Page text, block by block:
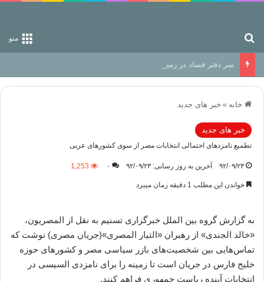
منو
سر دفتر فساد در زمین‌، دوری وکناره‌گیری از راه خداست‌!
خانه » خبر های جدید
خبر های جدید
تطمیع نامزدهای احتمالی انتخابات مصر از سوی کشورهای عربی
۹۲/۰۹/۲۳ آخرین به روز رسانی: ۹۲/۰۹/۲۳ ۰ 1,253
خواندن این مطلب 1 دقیقه زمان میبرد
به گزارش گروه بین الملل خبرگزاری تسنیم به نقل از المصریون،
«خالد الجندی» از رهبران «التیار المصری»(جریان مصری) نوشت که
تماس‌هایی بین شخصیت‌های بازر سیاسی مصر و کشورهای حوزه
خلیج فارس در جریان است تا زمینه را برای نامزدی السیسی در
انتخابات آینده ریاست جمهوری فراهم کنند.